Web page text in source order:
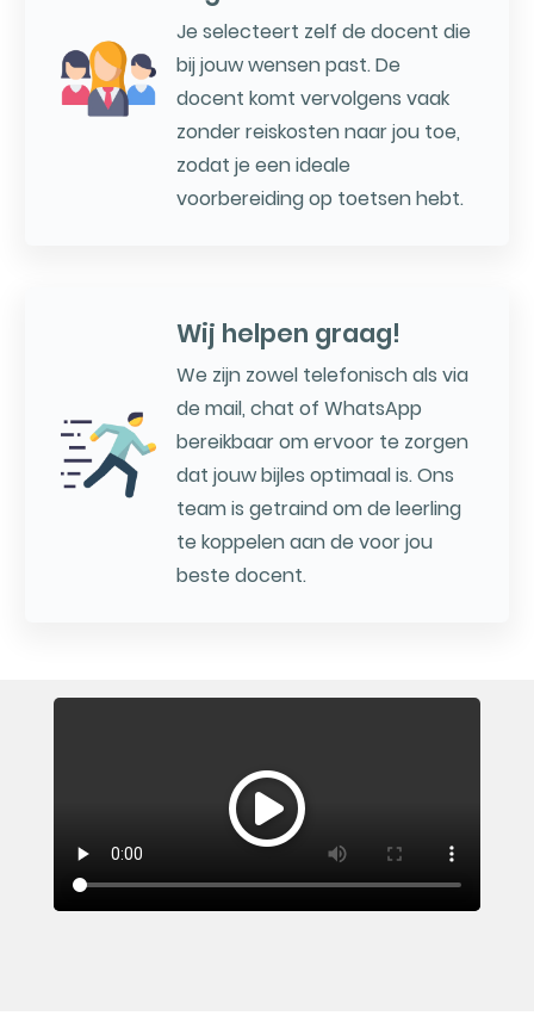
Je selecteert zelf de docent die
bij jouw wensen past. De
docent komt vervolgens vaak
zonder reiskosten naar jou toe,
zodat je een ideale
voorbereiding op toetsen hebt.
Wij helpen graag!
We zijn zowel telefonisch als via
de mail, chat of WhatsApp
bereikbaar om ervoor te zorgen
dat jouw bijles optimaal is. Ons
team is getraind om de leerling
te koppelen aan de voor jou
beste docent.